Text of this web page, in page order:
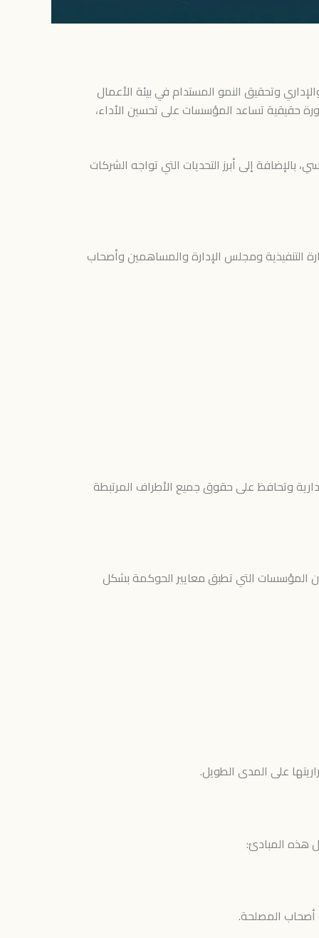
وتحقيق النمو المستدام في بيئة الأعمال
حقيقية تساعد المؤسسات على تحسين الأداء،
بالإضافة إلى أبرز التحديات التي تواجه الشركات
التنفيذية ومجلس الإدارة والمساهمين وأصحاب
وتحافظ على حقوق جميع الأطراف المرتبطة
المؤسسات التي تطبق معايير الحوكمة بشكل
على المدى الطويل.
هذه المبادئ:
أصحاب المصلحة.